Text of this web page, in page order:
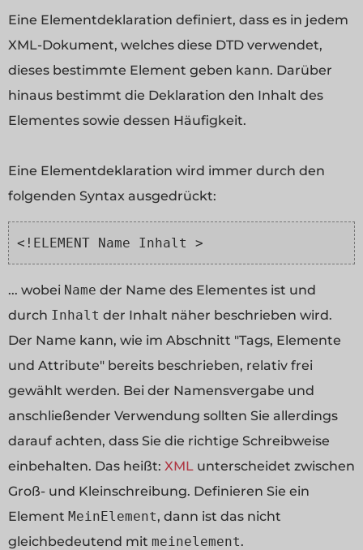
Eine Elementdeklaration definiert, dass es in jedem
XML-Dokument, welches diese DTD verwendet,
dieses bestimmte Element geben kann. Darüber
hinaus bestimmt die Deklaration den Inhalt des
Elementes sowie dessen Häufigkeit.
Eine Elementdeklaration wird immer durch den
folgenden Syntax ausgedrückt:
<!ELEMENT Name Inhalt >
... wobei Name der Name des Elementes ist und
durch Inhalt der Inhalt näher beschrieben wird.
Der Name kann, wie im Abschnitt "Tags, Elemente
und Attribute" bereits beschrieben, relativ frei
gewählt werden. Bei der Namensvergabe und
anschließender Verwendung sollten Sie allerdings
darauf achten, dass Sie die richtige Schreibweise
einbehalten. Das heißt: XML unterscheidet zwischen
Groß- und Kleinschreibung. Definieren Sie ein
Element MeinElement, dann ist das nicht
gleichbedeutend mit meinelement.